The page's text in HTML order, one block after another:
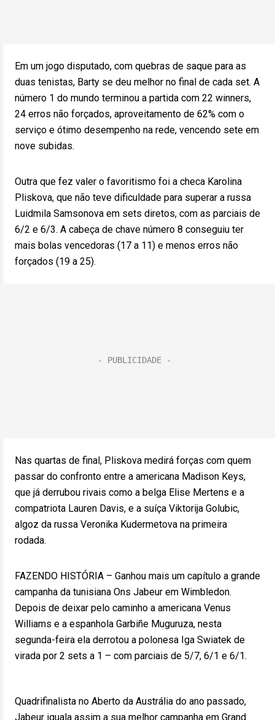
Em um jogo disputado, com quebras de saque para as
duas tenistas, Barty se deu melhor no final de cada set. A
número 1 do mundo terminou a partida com 22 winners,
24 erros não forçados, aproveitamento de 62% com o
serviço e ótimo desempenho na rede, vencendo sete em
nove subidas.
Outra que fez valer o favoritismo foi a checa Karolina
Pliskova, que não teve dificuldade para superar a russa
Luidmila Samsonova em sets diretos, com as parciais de
6/2 e 6/3. A cabeça de chave número 8 conseguiu ter
mais bolas vencedoras (17 a 11) e menos erros não
forçados (19 a 25).
Nas quartas de final, Pliskova medirá forças com quem
passar do confronto entre a americana Madison Keys,
que já derrubou rivais como a belga Elise Mertens e a
compatriota Lauren Davis, e a suíça Viktorija Golubic,
algoz da russa Veronika Kudermetova na primeira
rodada.
FAZENDO HISTÓRIA – Ganhou mais um capítulo a grande
campanha da tunisiana Ons Jabeur em Wimbledon.
Depois de deixar pelo caminho a americana Venus
Williams e a espanhola Garbiñe Muguruza, nesta
segunda-feira ela derrotou a polonesa Iga Swiatek de
virada por 2 sets a 1 – com parciais de 5/7, 6/1 e 6/1.
Quadrifinalista no Aberto da Austrália do ano passado,
Jabeur iguala assim a sua melhor campanha em Grand